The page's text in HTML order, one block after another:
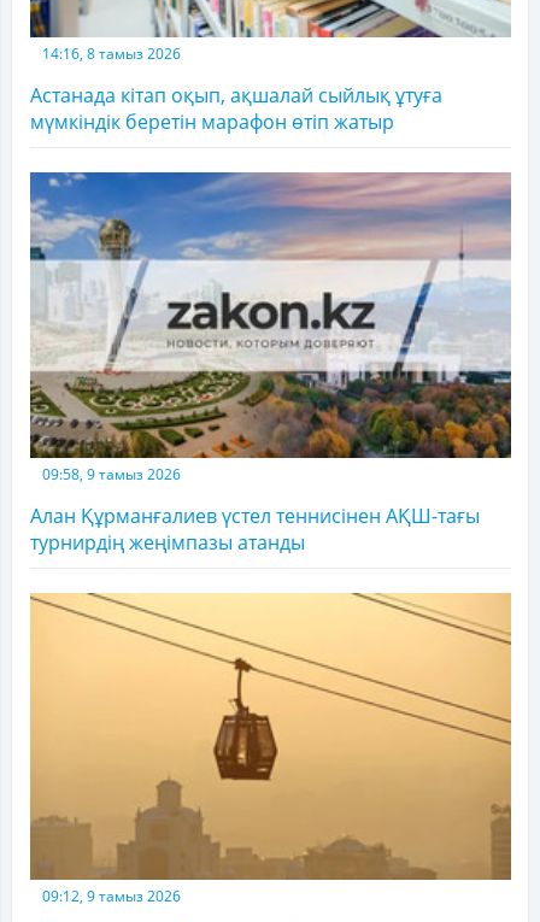
14:16, 8 тамыз 2026
Астанада кітап оқып, ақшалай сыйлық ұтуға
мүмкіндік беретін марафон өтіп жатыр
09:58, 9 тамыз 2026
Алан Құрманғалиев үстел теннисінен АҚШ-тағы
турнирдің жеңімпазы атанды
09:12, 9 тамыз 2026